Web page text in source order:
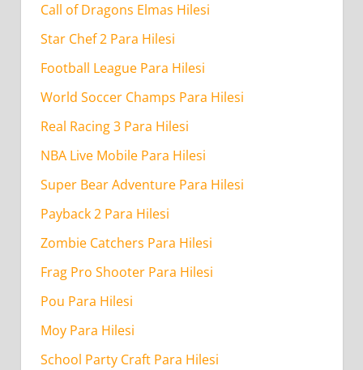
Call of Dragons Elmas Hilesi
Star Chef 2 Para Hilesi
Football League Para Hilesi
World Soccer Champs Para Hilesi
Real Racing 3 Para Hilesi
NBA Live Mobile Para Hilesi
Super Bear Adventure Para Hilesi
Payback 2 Para Hilesi
Zombie Catchers Para Hilesi
Frag Pro Shooter Para Hilesi
Pou Para Hilesi
Moy Para Hilesi
School Party Craft Para Hilesi